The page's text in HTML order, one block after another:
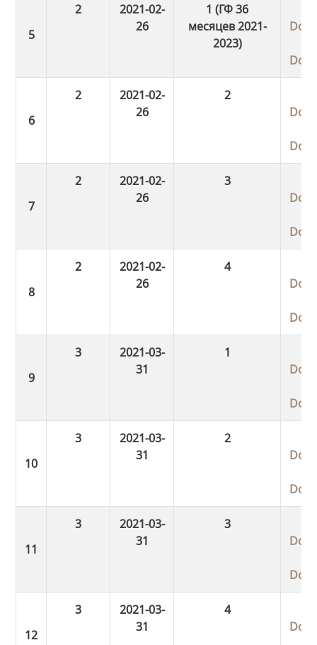
2
2021-02-
26
1 (ГФ 36
месяцев 2021-
2023)
2
2021-02-
26
2
2
2021-02-
26
3
2
2021-02-
26
4
3
2021-03-
31
1
3
2021-03-
31
2
3
2021-03-
31
3
3
2021-03-
31
4